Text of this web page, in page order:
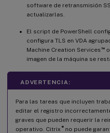
software de retransmisión
actualizarlas.
El script de PowerShell
configura TLS en VDA
Machine Creation Services ™o
imagen de la máquina se
ADVERTENCIA:
Para las tareas que incluyen
editar el registro
graves que pueden requerir la
operativo. Citrix ®no puede